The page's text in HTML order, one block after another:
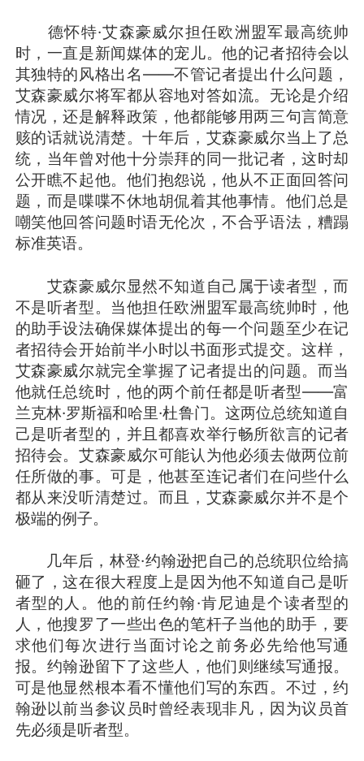
德怀特·艾森豪威尔担任欧洲盟军最高统帅
时，一直是新闻媒体的宠儿。他的记者招待会以
其独特的风格出名——不管记者提出什么问题，
艾森豪威尔将军都从容地对答如流。无论是介绍
情况，还是解释政策，他都能够用两三句言简意
赅的话就说清楚。十年后，艾森豪威尔当上了总
统，当年曾对他十分崇拜的同一批记者，这时却
公开瞧不起他。他们抱怨说，他从不正面回答问
题，而是喋喋不休地胡侃着其他事情。他们总是
嘲笑他回答问题时语无伦次，不合乎语法，糟蹋
标准英语。
艾森豪威尔显然不知道自己属于读者型，而
不是听者型。当他担任欧洲盟军最高统帅时，他
的助手设法确保媒体提出的每一个问题至少在记
者招待会开始前半小时以书面形式提交。这样，
艾森豪威尔就完全掌握了记者提出的问题。而当
他就任总统时，他的两个前任都是听者型——富
兰克林·罗斯福和哈里·杜鲁门。这两位总统知道自
己是听者型的，并且都喜欢举行畅所欲言的记者
招待会。艾森豪威尔可能认为他必须去做两位前
任所做的事。可是，他甚至连记者们在问些什么
都从来没听清楚过。而且，艾森豪威尔并不是个
极端的例子。
几年后，林登·约翰逊把自己的总统职位给搞
砸了，这在很大程度上是因为他不知道自己是听
者型的人。他的前任约翰·肯尼迪是个读者型的
人，他搜罗了一些出色的笔杆子当他的助手，要
求他们每次进行当面讨论之前务必先给他写通
报。约翰逊留下了这些人，他们则继续写通报。
可是他显然根本看不懂他们写的东西。不过，约
翰逊以前当参议员时曾经表现非凡，因为议员首
先必须是听者型。